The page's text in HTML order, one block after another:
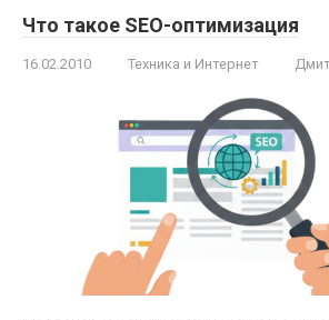
Что такое SEO-оптимизация
16.02.2010 Техника и Интернет